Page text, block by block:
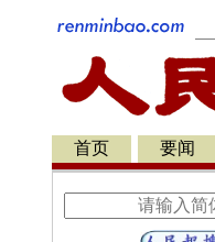
首页 要闻